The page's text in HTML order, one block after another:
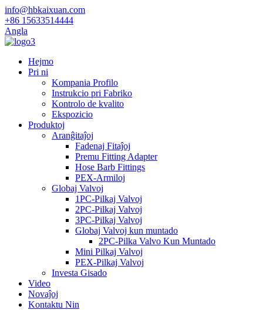
info@hbkaixuan.com
+86 15633514444
Angla
Hejmo
Pri ni
Kompania Profilo
Instrukcio pri Fabriko
Kontrolo de kvalito
Ekspozicio
Produktoj
Aranĝitaĵoj
Fadenaj Fitaĵoj
Premu Fitting Adapter
Hose Barb Fittings
PEX-Armiloj
Globaj Valvoj
1PC-Pilkaj Valvoj
2PC-Pilkaj Valvoj
3PC-Pilkaj Valvoj
Globaj Valvoj kun muntado
2PC-Pilka Valvo Kun Muntado
Mini Pilkaj Valvoj
PEX-Pilkaj Valvoj
Investa Gisado
Video
Novaĵoj
Kontaktu Nin